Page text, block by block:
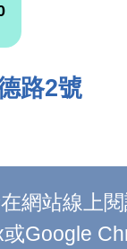
路2號
網站線上
Google